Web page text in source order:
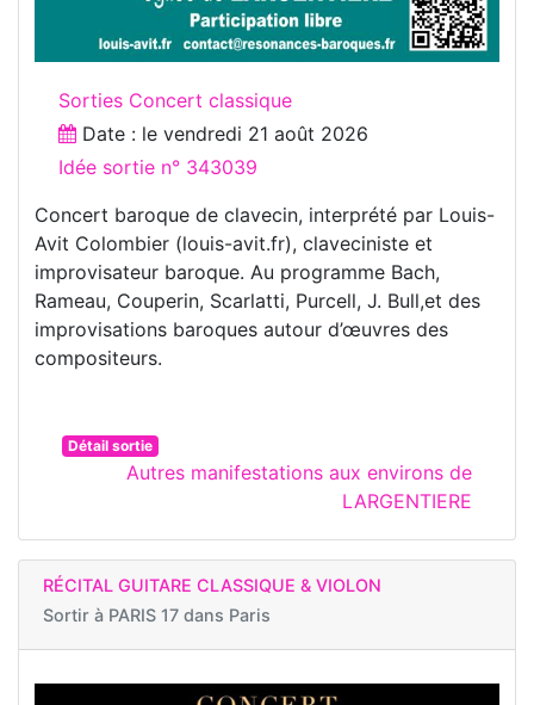
Sorties Concert classique
Date : le vendredi 21 août 2026
Idée sortie n° 343039
Concert baroque de clavecin, interprété par Louis-
Avit Colombier (louis-avit.fr), claveciniste et
improvisateur baroque. Au programme Bach,
Rameau, Couperin, Scarlatti, Purcell, J. Bull,et des
improvisations baroques autour d’œuvres des
compositeurs.
Détail sortie
Autres manifestations aux environs de
LARGENTIERE
RÉCITAL GUITARE CLASSIQUE & VIOLON
Sortir à PARIS 17 dans Paris